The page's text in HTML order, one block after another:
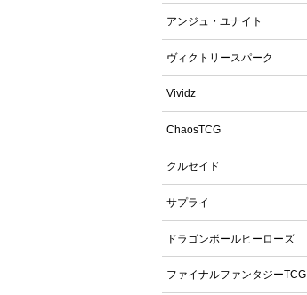
アンジュ・ユナイト
ヴィクトリースパーク
Vividz
ChaosTCG
クルセイド
サプライ
ドラゴンボールヒーローズ
ファイナルファンタジーTCG